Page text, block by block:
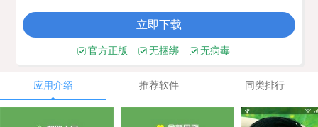
立即下载
官方正版 无捆绑 无病毒
应用介绍 推荐软件 同类排行